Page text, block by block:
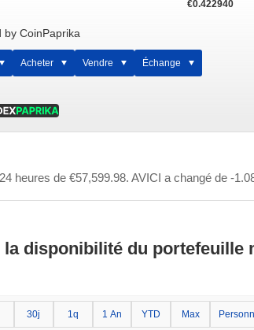
€0.422940
by CoinPaprika
Acheter Vendre Échange
heures de €57,599.98. AVICI a changé de -
disponibilité du portefeuille
30j 1q 1 An YTD Max